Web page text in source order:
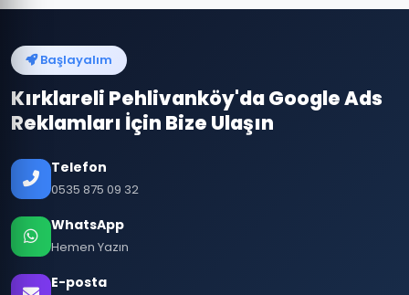
Başlayalım
Kırklareli Pehlivanköy'da Google Ads
Reklamları İçin Bize Ulaşın
Telefon
0535 875 09 32
WhatsApp
Hemen Yazın
E-posta